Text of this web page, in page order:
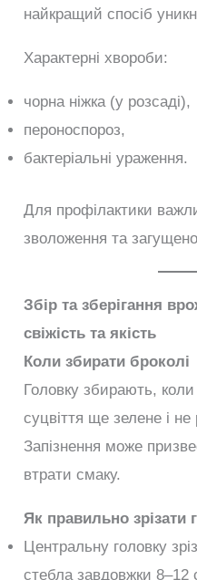
найкращий спосіб
Характерні хвороби:
чорна ніжка (у розсаді),
пероноспороз,
бактеріальні ураження.
Для профілактики
зволоження та
Збір та зберігання
свіжість та якість
Коли збирати броколі
Головку збирають,
суцвіття ще зелене і
Запізнення може
втрати смаку.
Як правильно зрізати
Центральну головку
стебла завдовжки 8–12